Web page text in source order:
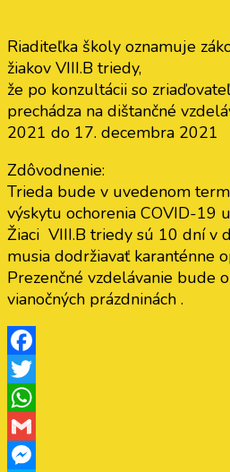
Riaditeľka školy oznamuje
žiakov VIII.B triedy,
že po konzultácii so
prechádza na dištančné
2021 do 17. decembra 2021
Zdôvodnenie:
Trieda bude v uvedenom
výskytu ochorenia COVID-19
Žiaci VIII.B triedy sú 10 dní v
musia dodržiavať karanténne
Prezenčné vzdelávanie bude
vianočných prázdninách .
Facebook
Twitter
WhatsApp
Gmail